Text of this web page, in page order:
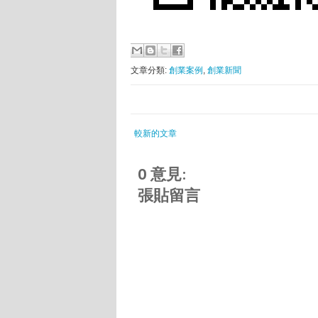
文章分類: 創業案例 , 創業新聞
較新的文章
0 意見:
張貼留言